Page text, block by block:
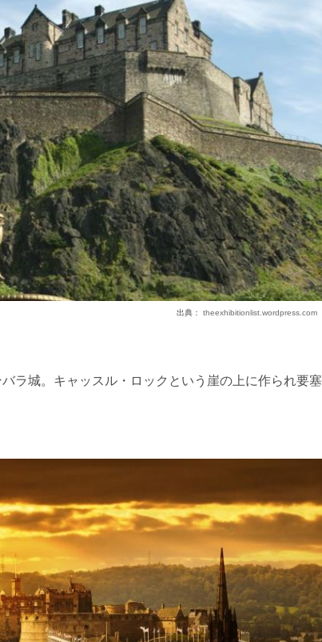
出典： theexhibitionlist.wordpress.com
ラ城。キャッスル・ロックという崖の上に作られ要塞